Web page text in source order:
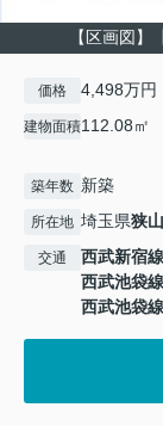
【区画図】
価格 4,498万円
建物面積112.08㎡
築年数 新築
所在地 埼玉県狭
交通 西武新宿線
西武池袋線
西武池袋線